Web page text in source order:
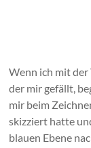
Wenn ich mit
der mir gefällt,
mir beim
skizziert hatte
blauen Ebene